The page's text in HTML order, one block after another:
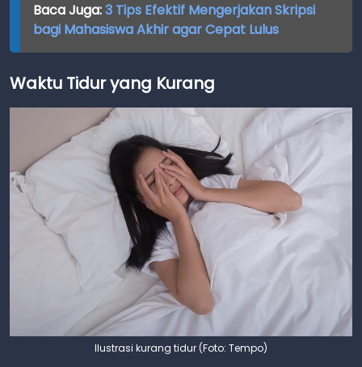
Baca Juga:3 Tips Efektif Mengerjakan Skripsi
bagi Mahasiswa Akhir agar Cepat Lulus
Waktu Tidur yang Kurang
Ilustrasi kurang tidur (Foto: Tempo)